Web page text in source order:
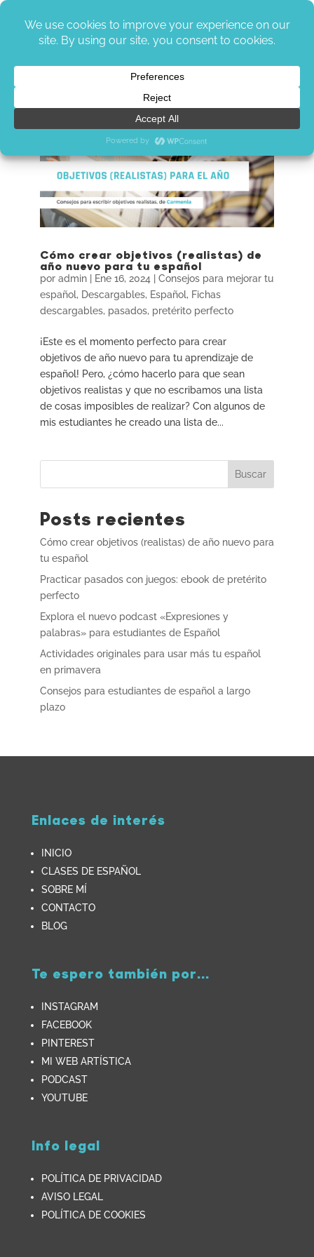
Cómo crear objetivos (realistas) de
año nuevo para tu español
por admin| Ene 16, 2024
Consejos para mejorar tu
español, Descargables, Español, Fichas
descargables, pasados, pretérito perfecto
¡Este es el momento perfecto para crear
objetivos de año nuevo para tu aprendizaje de
español! Pero, ¿cómo hacerlo para que sean
objetivos realistas y que no escribamos una lista
de cosas imposibles de realizar? Con algunos de
mis estudiantes he creado una lista de...
Buscar
Posts recientes
Cómo crear objetivos (realistas) de año nuevo para
tu español
Practicar pasados con juegos: ebook de pretérito
perfecto
Explora el nuevo podcast «Expresiones y
palabras» para estudiantes de Español
Actividades originales para usar más tu español
en primavera
Consejos para estudiantes de español a largo
plazo
Enlaces de interés
INICIO
CLASES DE ESPAÑOL
SOBRE MÍ
CONTACTO
BLOG
Te espero también por...
INSTAGRAM
FACEBOOK
PINTEREST
MI WEB ARTÍSTICA
PODCAST
YOUTUBE
Info legal
POLÍTICA DE PRIVACIDAD
AVISO LEGAL
POLÍTICA DE COOKIES